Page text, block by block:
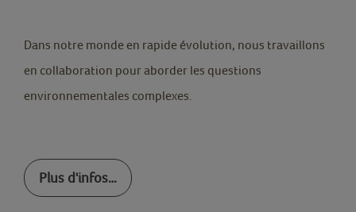
Dans notre monde en rapide évolution, nous travaillons
en collaboration pour aborder les questions
environnementales complexes.
Plus d'infos…